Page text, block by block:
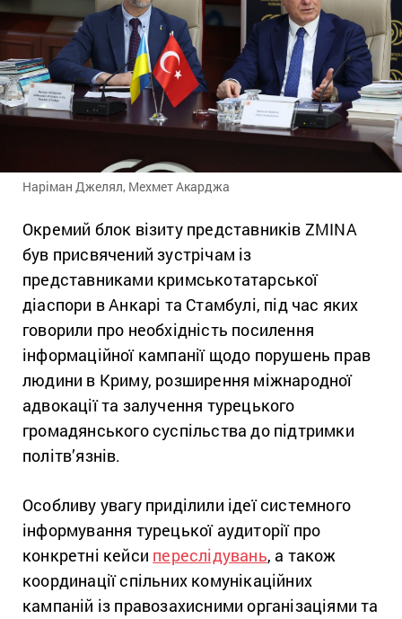
Наріман Джелял, Мехмет Акарджа
Окремий блок візиту представників ZMINA
був присвячений зустрічам із
представниками кримськотатарської
діаспори в Анкарі та Стамбулі, під час яких
говорили про необхідність посилення
інформаційної кампанії щодо порушень прав
людини в Криму, розширення міжнародної
адвокації та залучення турецького
громадянського суспільства до підтримки
політв’язнів.
Особливу увагу приділили ідеї системного
інформування турецької аудиторії про
конкретні кейси переслідувань, а також
координації спільних комунікаційних
кампаній із правозахисними організаціями та